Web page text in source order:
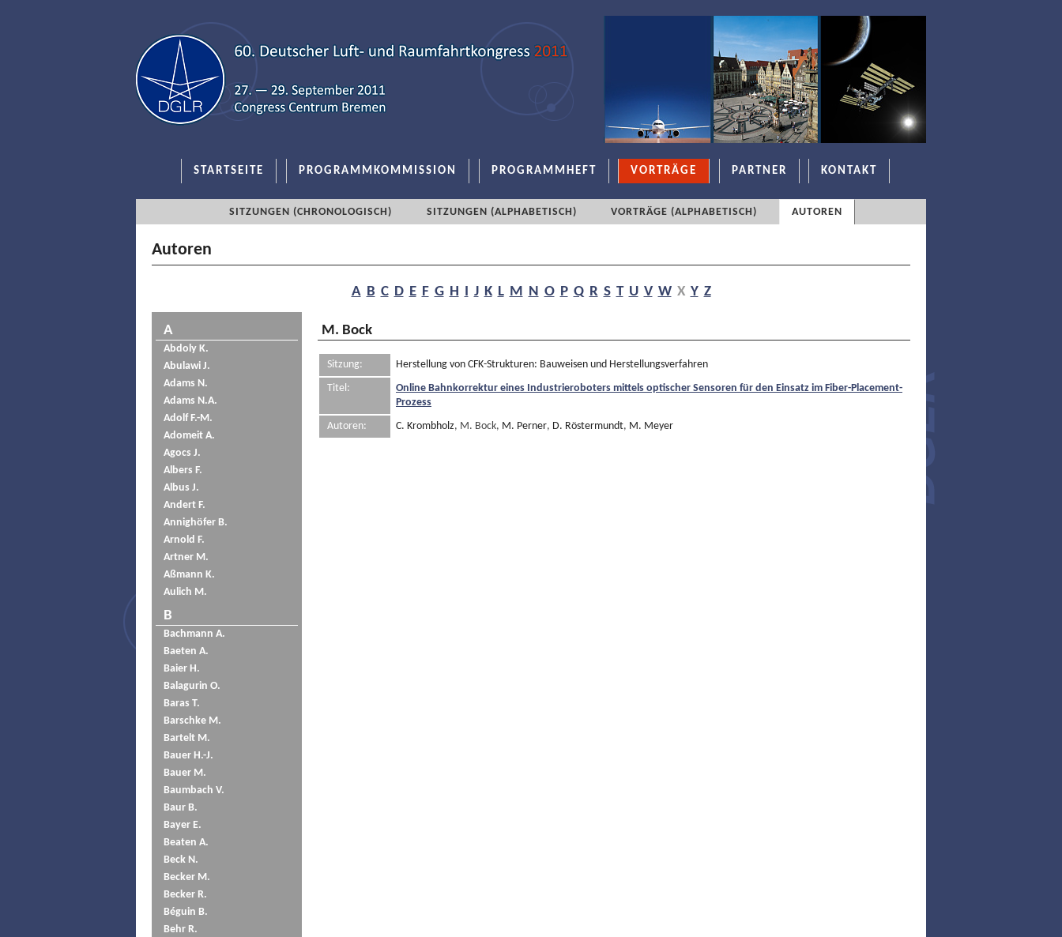
STARTSEITE PROGRAMMKOMMISSION PROGRAMMHEFT VORTRÄGE PARTNER KONTAKT
SITZUNGEN (CHRONOLOGISCH) SITZUNGEN (ALPHABETISCH) VORTRÄGE (ALPHABETISCH) AUTOREN
Autoren
A B C D E F G H I J K L M N O P Q R S T U V W X Y Z
A
Abdoly K.
Abulawi J.
Adams N.
Adams N.A.
Adolf F.-M.
Adomeit A.
Agocs J.
Albers F.
Albus J.
Andert F.
Annighöfer B.
Arnold F.
Artner M.
Aßmann K.
Aulich M.
B
Bachmann A.
Baeten A.
Baier H.
Balagurin O.
Baras T.
Barschke M.
Bartelt M.
Bauer H.-J.
Bauer M.
Baumbach V.
Baur B.
Bayer E.
Beaten A.
Beck N.
Becker M.
Becker R.
Béguin B.
Behr R.
M. Bock
Sitzung:
Herstellung von CFK-Strukturen: Bauweisen und Herstellungsverfahren
Titel:
Online Bahnkorrektur eines Industrieroboters mittels optischer Sensoren für den Einsatz im Fiber-Placement-
Prozess
Autoren:
C. Krombholz, M. Bock, M. Perner, D. Röstermundt, M. Meyer